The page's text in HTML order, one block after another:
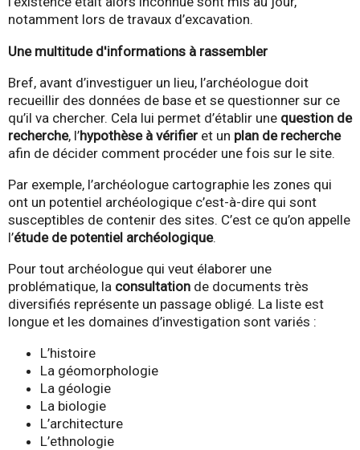
notamment lors de travaux d’excavation.
Une multitude d'informations à rassembler
Bref, avant d’investiguer un lieu, l’archéologue doit
recueillir des données de base et se questionner sur ce
qu’il va chercher. Cela lui permet d’établir une question de
recherche, l’hypothèse à vérifier et un plan de recherche
afin de décider comment procéder une fois sur le site.
Par exemple, l’archéologue cartographie les zones qui
ont un potentiel archéologique c’est-à-dire qui sont
susceptibles de contenir des sites. C’est ce qu’on appelle
l’étude de potentiel archéologique.
Pour tout archéologue qui veut élaborer une
problématique, la consultation de documents très
diversifiés représente un passage obligé. La liste est
longue et les domaines d’investigation sont variés :
L’histoire
La géomorphologie
La géologie
La biologie
L’architecture
L’ethnologie